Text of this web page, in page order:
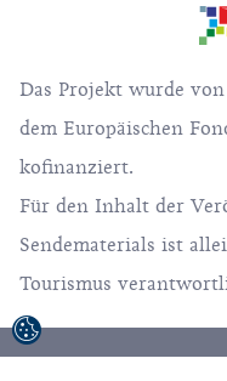
Das Projekt wurde
dem Europäischen
kofinanziert.
Für den Inhalt der
Sendematerials ist
Tourismus